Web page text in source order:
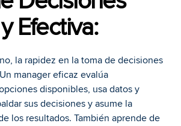
Efectiva:
la rapidez en la toma de decisiones
manager eficaz evalúa
disponibles, usa datos y
sus decisiones y asume la
los resultados. También aprende de